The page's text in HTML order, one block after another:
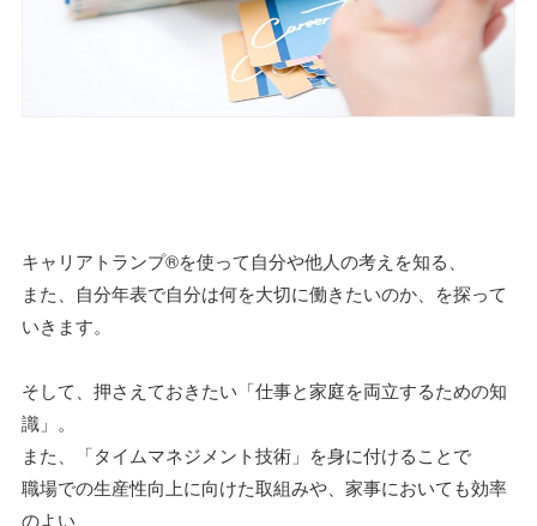
キャリアトランプ®を使って自分や他人の考えを知る、
また、自分年表で自分は何を大切に働きたいのか、を探って
いきます。
そして、押さえておきたい「仕事と家庭を両立するための知
識」。
また、「タイムマネジメント技術」を身に付けることで
職場での生産性向上に向けた取組みや、家事においても効率
のよい